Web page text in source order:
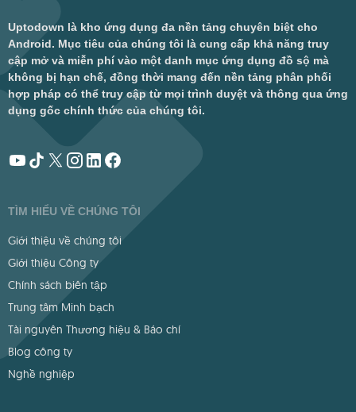
Uptodown là kho ứng dụng đa nền tảng chuyên biệt cho
Android. Mục tiêu của chúng tôi là cung cấp khả năng truy
cập mở và miễn phí vào một danh mục ứng dụng đồ sộ mà
không bị hạn chế, đồng thời mang đến nền tảng phân phối
hợp pháp có thể truy cập từ mọi trình duyệt và thông qua ứng
dụng gốc chính thức của chúng tôi.
TÌM HIỂU VỀ CHÚNG TÔI
Giới thiệu về chúng tôi
Giới thiệu Công ty
Chính sách biên tập
Trung tâm Minh bạch
Tài nguyên Thương hiệu & Báo chí
Blog công ty
Nghề nghiệp